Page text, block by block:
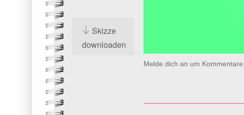
Skizze
downloaden
Melde dich an um